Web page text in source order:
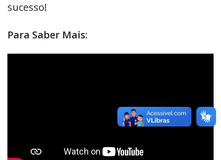
sucesso!
Para Saber Mais: